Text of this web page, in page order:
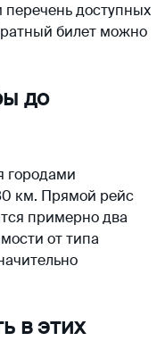
доступных
билет можно
до
городами
км. Прямой рейс
примерно два
от типа
в этих